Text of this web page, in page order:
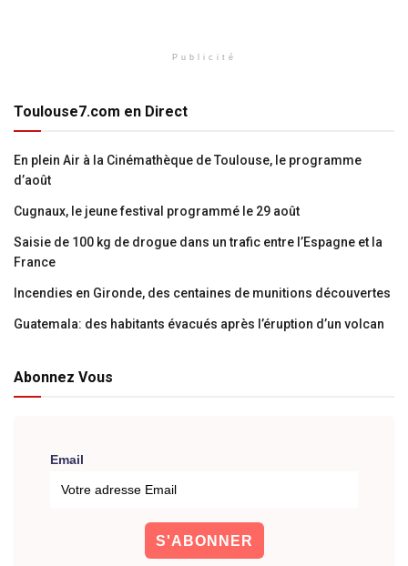
Publicité
Toulouse7.com en Direct
En plein Air à la Cinémathèque de Toulouse, le programme
d’août
Cugnaux, le jeune festival programmé le 29 août
Saisie de 100 kg de drogue dans un trafic entre l’Espagne et la
France
Incendies en Gironde, des centaines de munitions découvertes
Guatemala: des habitants évacués après l’éruption d’un volcan
Abonnez Vous
Email